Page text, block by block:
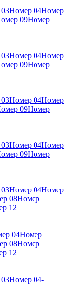
Номер 04Номер
09Номер
Номер 04Номер
09Номер
Номер 04Номер
09Номер
Номер 04Номер
09Номер
Номер 04Номер
08Номер
12
04Номер
08Номер
12
Номер 04-